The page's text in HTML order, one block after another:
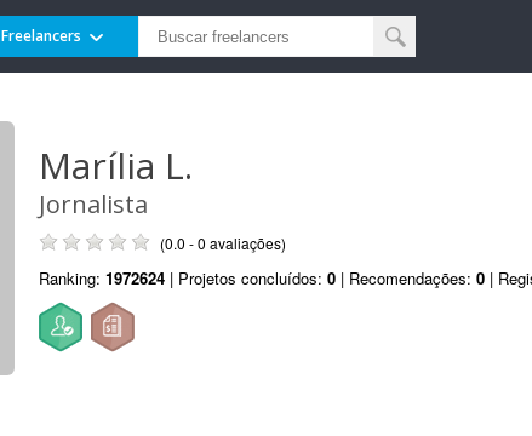
Freelancers
Marília L.
Jornalista
(0.0 - 0 avaliações)
Ranking: 1972624 | Projetos concluídos: 0 | Recomendações: 0 |